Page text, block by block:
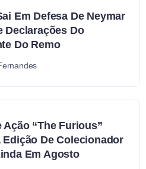
Em Defesa De Neymar
Declarações Do
Do Remo
Ação “The Furious”
Edição De Colecionador
Em Agosto